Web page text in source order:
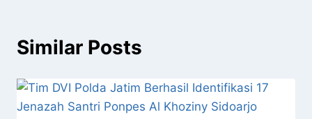
Similar Posts